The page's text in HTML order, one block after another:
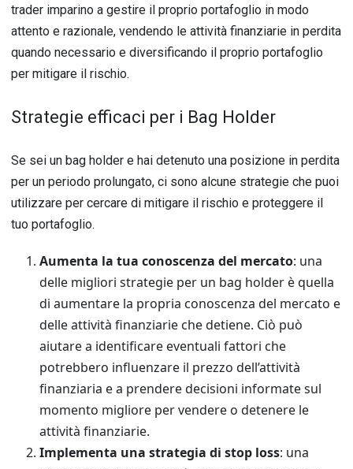
trader imparino a gestire il proprio portafoglio in modo
attento e razionale, vendendo le attività finanziarie in perdita
quando necessario e diversificando il proprio portafoglio
per mitigare il rischio.
Strategie efficaci per i Bag Holder
Se sei un bag holder e hai detenuto una posizione in perdita
per un periodo prolungato, ci sono alcune strategie che puoi
utilizzare per cercare di mitigare il rischio e proteggere il
tuo portafoglio.
Aumenta la tua conoscenza del mercato: una
delle migliori strategie per un bag holder è quella
di aumentare la propria conoscenza del mercato e
delle attività finanziarie che detiene. Ciò può
aiutare a identificare eventuali fattori che
potrebbero influenzare il prezzo dell’attività
finanziaria e a prendere decisioni informate sul
momento migliore per vendere o detenere le
attività finanziarie.
Implementa una strategia di stop loss: una